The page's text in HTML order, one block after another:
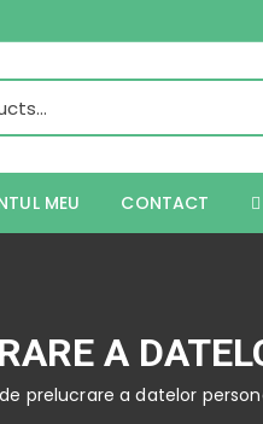
MEU CONTACT
A
prelucrare a datelor